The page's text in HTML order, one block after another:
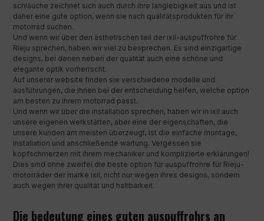
schläuche zeichnet sich auch durch ihre langlebigkeit aus und ist
daher eine gute option, wenn sie nach qualitätsprodukten für ihr
motorrad suchen.
Und wenn wir über den ästhetischen teil der ixil-auspuffrohre für
Rieju sprechen, haben wir viel zu besprechen. Es sind einzigartige
designs, bei denen neben der qualität auch eine schöne und
elegante optik vorherrscht.
Auf unserer website finden sie verschiedene modelle und
ausführungen, die ihnen bei der entscheidung helfen, welche option
am besten zu ihrem motorrad passt.
Und wenn wir über die installation sprechen, haben wir in ixil auch
unsere eigenen werkstätten, aber eine der eigenschaften, die
unsere kunden am meisten überzeugt, ist die einfache montage,
installation und anschließende wartung. Vergessen sie
kopfschmerzen mit ihrem mechaniker und komplizierte erklärungen!
Dies sind ohne zweifel die beste option für auspuffrohre für Rieju-
motorräder der marke ixil, nicht nur wegen ihres designs, sondern
auch wegen ihrer qualität und haltbarkeit.
Die bedeutung eines guten auspuffrohrs an